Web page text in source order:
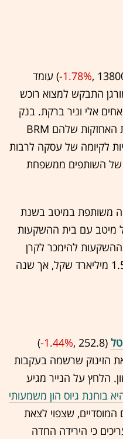
-1.78%‏) עומד
התבקש למצוא רוכש
אלי וניר ברקת. בנק
ההשקעות פנה בשמה של חברת האחזקות שלהם BRM
לקיומה של עסקה לרבות
של השותפים ממשפחת
משותפת במיטב בשנת
של מיטב עם בית ההשקעות
בית ההשקעות להימכר לקרן
XIO הסינית לפי שווי של כמעט 1.5 מיליארד שקל, אך שנה
(252.8 ,‎
-1.44%
‏)
את הזינוק שרשמה בעקבות
הלחץ על הנייר מגיע
בוחנת גיוס הון משמעותי
המוסדיים, שצפוי לצאת
כי הירידה החדה